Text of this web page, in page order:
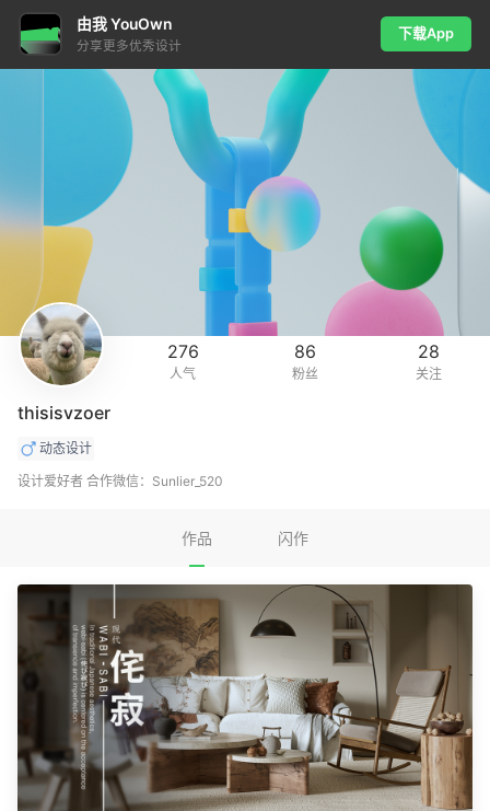
由我 YouOwn
分享更多优秀设计
下载App
276
人气
86
粉丝
28
关注
thisisvzoer
动态设计
设计爱好者 合作微信：Sunlier_520
作品 闪作